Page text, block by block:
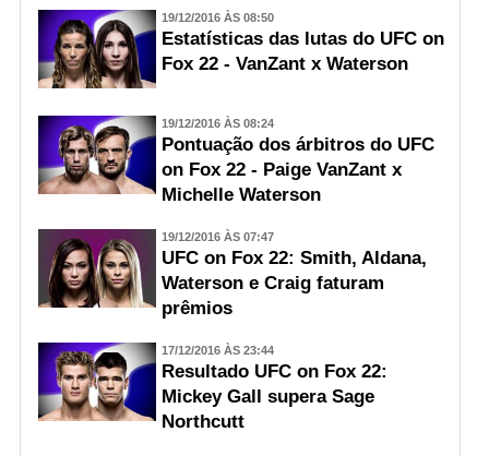
19/12/2016 ÀS 08:50
Estatísticas das lutas do UFC on
Fox 22 - VanZant x Waterson
19/12/2016 ÀS 08:24
Pontuação dos árbitros do UFC
on Fox 22 - Paige VanZant x
Michelle Waterson
19/12/2016 ÀS 07:47
UFC on Fox 22: Smith, Aldana,
Waterson e Craig faturam
prêmios
17/12/2016 ÀS 23:44
Resultado UFC on Fox 22:
Mickey Gall supera Sage
Northcutt